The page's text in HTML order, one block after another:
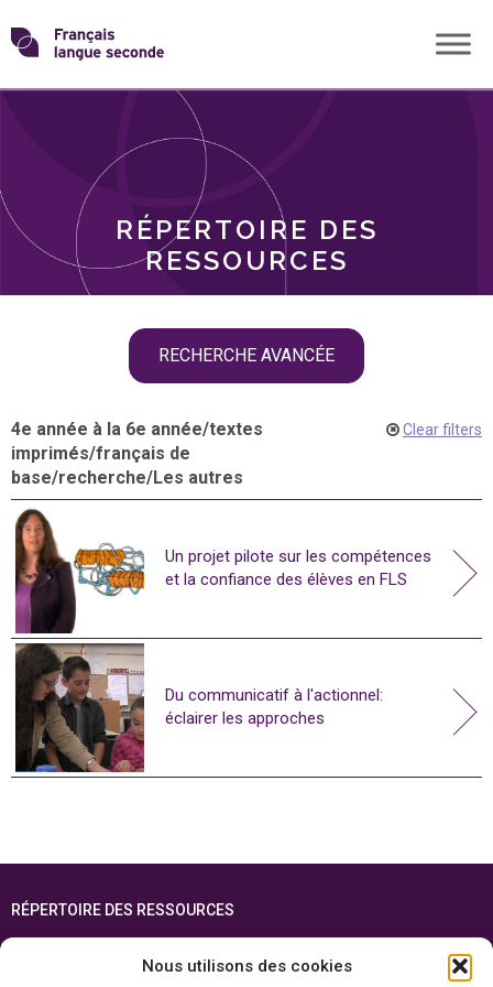
Nous utilisons des cookies
Skip
toTransformons
langue
RÉPERTOIRE DES
RESSOURCES
RECHERCHE AVANCÉE
THÈMES
4e année à la 6e année/textes
imprimés/français de
base/recherche/Les autres
Clear filters
Un projet pilote sur les compétences
et la confiance des élèves en FLS
Du communicatif à l'actionnel:
éclairer les approches
RÉPERTOIRE DES RESSOURCES